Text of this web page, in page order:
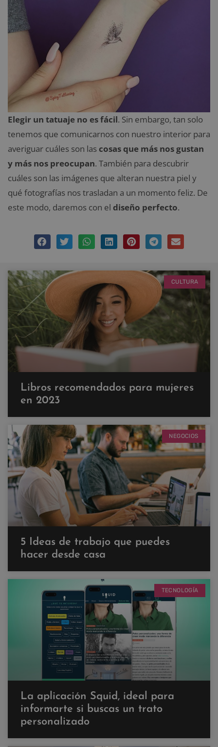
Elegir un tatuaje no es fácil. Sin embargo, tan solo
tenemos que comunicarnos con nuestro interior para
averiguar cuáles son las cosas que más nos gustan
y más nos preocupan. También para descubrir
cuáles son las imágenes que alteran nuestra piel y
qué fotografías nos trasladan a un momento feliz. De
este modo, daremos con el diseño perfecto.
CULTURA
Libros recomendados para mujeres
en 2023
NEGOCIOS
5 Ideas de trabajo que puedes
hacer desde casa
TECNOLOGÍA
La aplicación Squid, ideal para
informarte si buscas un trato
personalizado